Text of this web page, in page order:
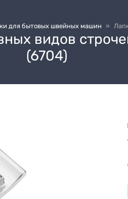
для бытовых швейных машин »
видов
(6704)